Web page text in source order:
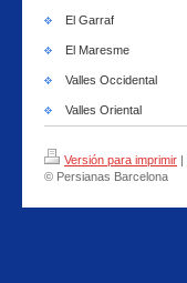
El Garraf
El Maresme
Valles Occidental
Valles Oriental
Versión para imprimir |
© Persianas Barcelona